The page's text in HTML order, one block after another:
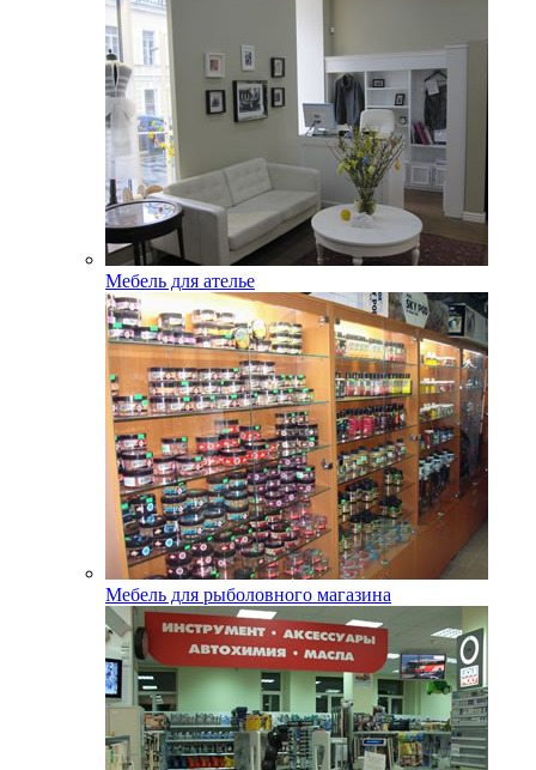
Мебель для ателье
Мебель для рыболовного магазина